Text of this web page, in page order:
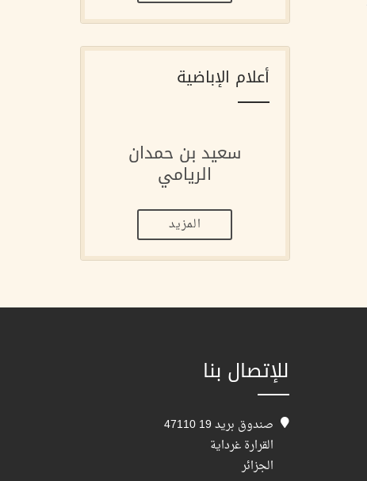
أعلام الإباضية
سعيد بن حمدان
الريامي
المزيد
للإتصال بنا
صندوق بريد 19 47110
القرارة غرداية
الجزائر